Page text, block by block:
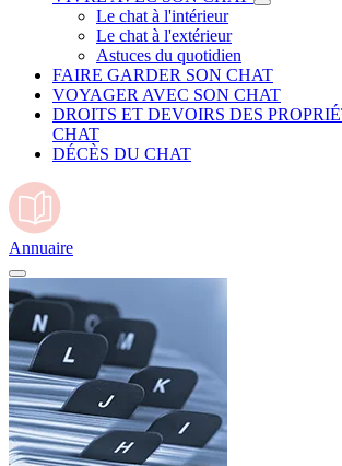
Le chat à l'intérieur
Le chat à l'extérieur
Astuces du quotidien
FAIRE GARDER SON CHAT
VOYAGER AVEC SON CHAT
DROITS ET DEVOIRS DES
CHAT
DÉCÈS DU CHAT
Annuaire